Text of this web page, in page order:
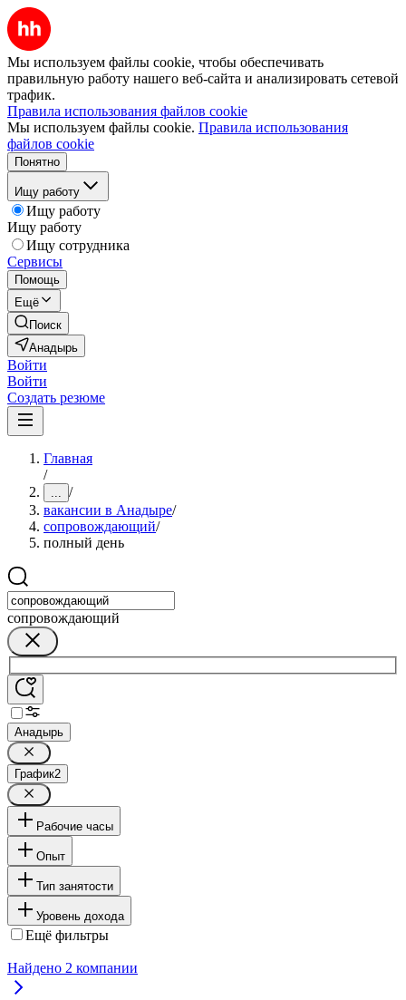
Мы используем файлы cookie, чтобы обеспечивать
правильную работу нашего веб-сайта и анализировать сетевой
трафик.
Правила использования файлов cookie
Мы используем файлы cookie. Правила использования
файлов cookie
Понятно
Ищу работу
Ищу работу
Ищу работу
Ищу сотрудника
Сервисы
Помощь
Ещё
Поиск
Анадырь
Войти
Войти
Создать резюме
Главная
/
... /
вакансии в Анадыре/
сопровождающий/
полный день
сопровождающий
Анадырь
График2
Рабочие часы
Опыт
Тип занятости
Уровень дохода
Ещё фильтры
Найдено 2 компании